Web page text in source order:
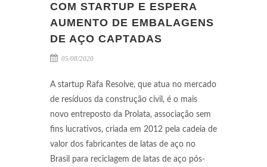
COM STARTUP E ESPERA
AUMENTO DE EMBALAGENS
DE AÇO CAPTADAS
05/08/2020
A startup Rafa Resolve, que atua no mercado
de resíduos da construção civil, é o mais
novo entreposto da Prolata, associação sem
fins lucrativos, criada em 2012 pela cadeia de
valor dos fabricantes de latas de aço no
Brasil para reciclagem de latas de aço pós-